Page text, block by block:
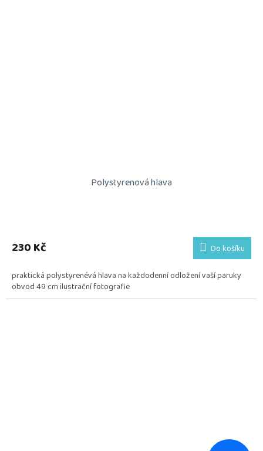
Polystyrenová hlava
230 Kč Do košíku
praktická polystyrenévá hlava na každodenní odložení vaší paruky
obvod 49 cm ilustrační fotografie